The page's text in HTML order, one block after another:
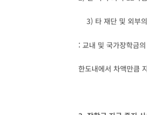
3) 타 재단 및 외부
: 교내 및 국가장학금
한도내에서 차액만큼